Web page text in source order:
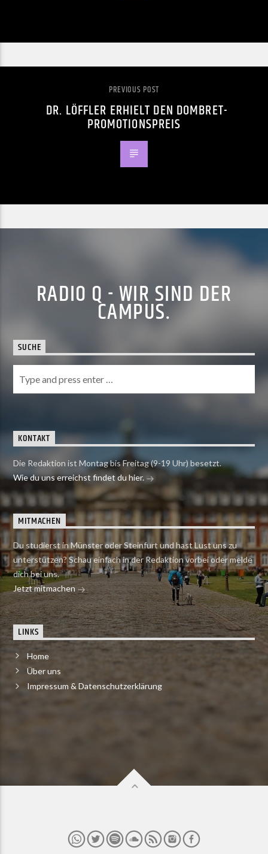
PREVIOUS POST
DR. LÖFFLER ERHIELT DEN DOMBRET-
PROMOTIONSPREIS
RADIO Q - WIR SIND DER
CAMPUS.
SUCHE
KONTAKT
Die Redaktion ist Montag bis Freitag (9-19 Uhr) besetzt.
Wie du uns erreichst findet du hier.
MITMACHEN
Du studierst in Münster oder Steinfurt und hast Lust uns zu
unterstützen? Schau einfach in der Redaktion vorbei oder melde
dich bei uns.
Jetzt mitmachen
LINKS
Home
Über uns
Impressum & Datenschutzerklärung